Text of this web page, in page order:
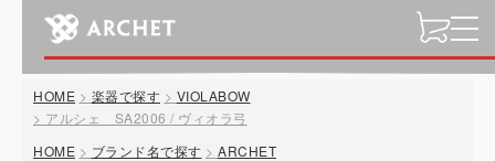
t
o
g
HOME 楽器で探す
VIOLABOW
アルシェ SA2006 / ヴィオラ弓
HOME
ブランド名で探す
ARCHET